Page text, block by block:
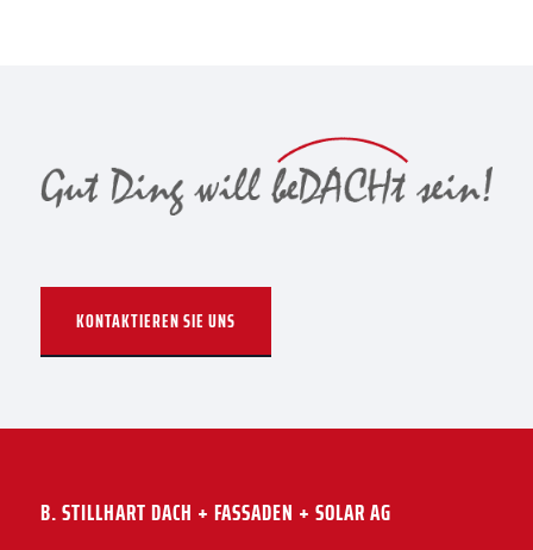
KONTAKTIEREN SIE UNS
B. STILLHART DACH + FASSADEN + SOLAR AG